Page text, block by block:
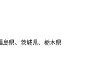
島県、茨城県、栃木県